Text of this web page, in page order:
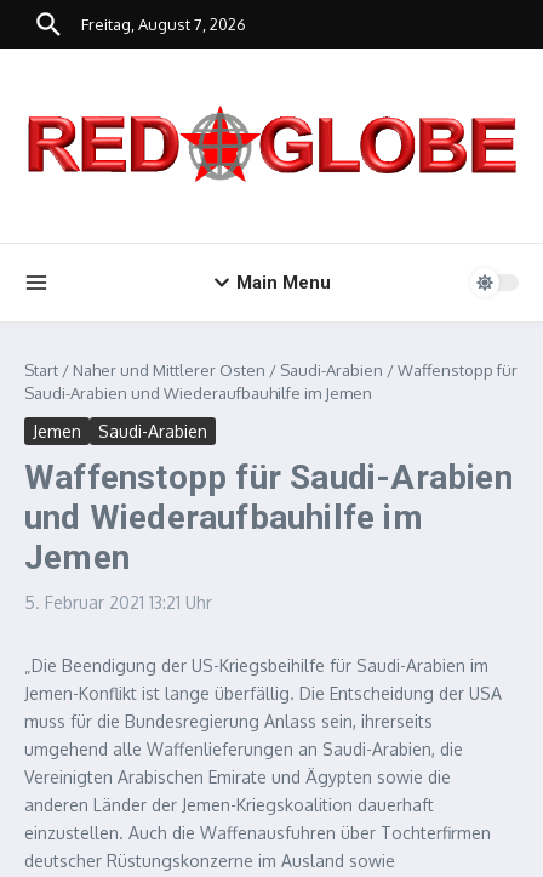
Zum Inhalt springen
Freitag, August 7, 2026
Main Menu
Start / Naher und Mittlerer Osten / Saudi-Arabien /Waffenstopp für
Saudi-Arabien und Wiederaufbauhilfe im Jemen
Jemen Saudi-Arabien
Waffenstopp für Saudi-Arabien
und Wiederaufbauhilfe im
Jemen
5. Februar 2021 13:21 Uhr
„Die Beendigung der US-Kriegsbeihilfe für Saudi-Arabien im
Jemen-Konflikt ist lange überfällig. Die Entscheidung der USA
muss für die Bundesregierung Anlass sein, ihrerseits
umgehend alle Waffenlieferungen an Saudi-Arabien, die
Vereinigten Arabischen Emirate und Ägypten sowie die
anderen Länder der Jemen-Kriegskoalition dauerhaft
einzustellen. Auch die Waffenausfuhren über Tochterfirmen
deutscher Rüstungskonzerne im Ausland sowie